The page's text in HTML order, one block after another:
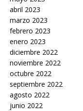
abril 2023
marzo 2023
febrero 2023
enero 2023
diciembre 2022
noviembre 2022
octubre 2022
septiembre 2022
agosto 2022
junio 2022